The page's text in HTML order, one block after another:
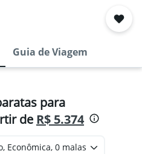
Guia de Viagem
para
de R$ 5.374
Econômica, 0 malas